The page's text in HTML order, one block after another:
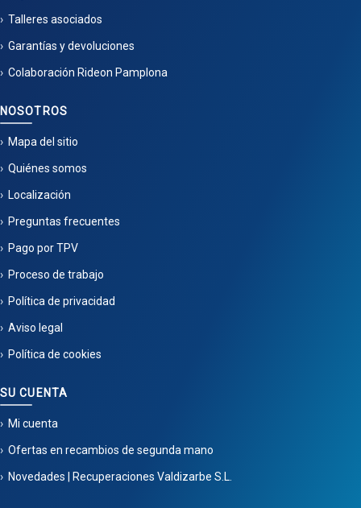
Talleres asociados
Garantías y devoluciones
Colaboración Rideon Pamplona
NOSOTROS
Mapa del sitio
Quiénes somos
Localización
Preguntas frecuentes
Pago por TPV
Proceso de trabajo
Política de privacidad
Aviso legal
Política de cookies
SU CUENTA
Mi cuenta
Ofertas en recambios de segunda mano
Novedades | Recuperaciones Valdizarbe S.L.